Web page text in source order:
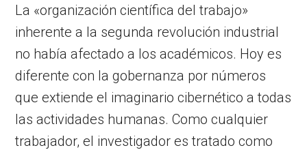
La «organización científica del trabajo»
inherente a la segunda revolución industrial
no había afectado a los académicos. Hoy es
diferente con la gobernanza por números
que extiende el imaginario cibernético a todas
las actividades humanas. Como cualquier
trabajador, el investigador es tratado como